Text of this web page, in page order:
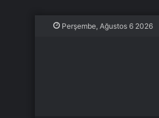
Perşembe, Ağustos 6 2026